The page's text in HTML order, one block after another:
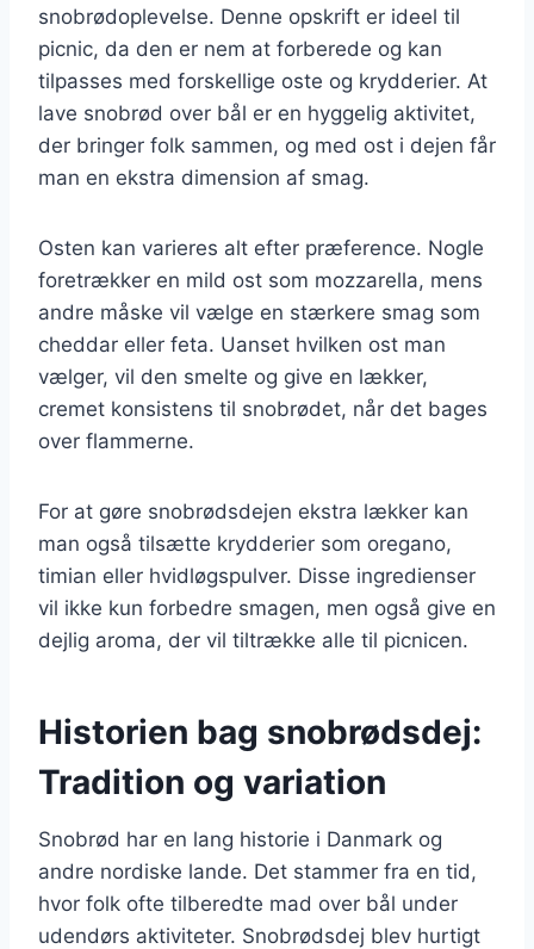
snobrødoplevelse. Denne opskrift er ideel til
picnic, da den er nem at forberede og kan
tilpasses med forskellige oste og krydderier. At
lave snobrød over bål er en hyggelig aktivitet,
der bringer folk sammen, og med ost i dejen får
man en ekstra dimension af smag.
Osten kan varieres alt efter præference. Nogle
foretrækker en mild ost som mozzarella, mens
andre måske vil vælge en stærkere smag som
cheddar eller feta. Uanset hvilken ost man
vælger, vil den smelte og give en lækker,
cremet konsistens til snobrødet, når det bages
over flammerne.
For at gøre snobrødsdejen ekstra lækker kan
man også tilsætte krydderier som oregano,
timian eller hvidløgspulver. Disse ingredienser
vil ikke kun forbedre smagen, men også give en
dejlig aroma, der vil tiltrække alle til picnicen.
Historien bag snobrødsdej:
Tradition og variation
Snobrød har en lang historie i Danmark og
andre nordiske lande. Det stammer fra en tid,
hvor folk ofte tilberedte mad over bål under
udendørs aktiviteter. Snobrødsdej blev hurtigt